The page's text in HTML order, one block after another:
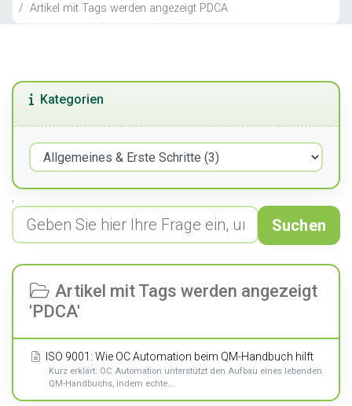
Artikel mit Tags werden angezeigt PDCA
Kategorien
Suchen
Artikel mit Tags werden angezeigt
'PDCA'
ISO 9001: Wie OC Automation beim QM-Handbuch hilft
Kurz erklärt: OC Automation unterstützt den Aufbau eines lebenden
QM-Handbuchs, indem echte...